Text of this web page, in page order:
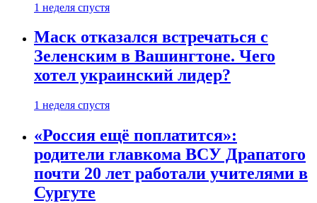
1 неделя спустя
Маск отказался встречаться с
Зеленским в Вашингтоне. Чего
хотел украинский лидер?
1 неделя спустя
«Россия ещё поплатится»:
родители главкома ВСУ Драпатого
почти 20 лет работали учителями в
Сургуте